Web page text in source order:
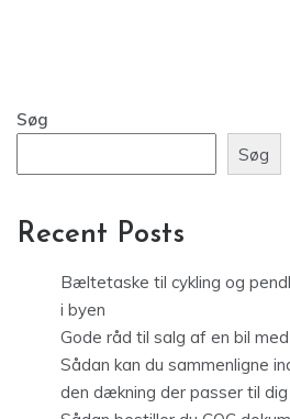
Søg
Søg
Recent Posts
Bæltetaske til cykling og
i byen
Gode råd til salg af en bil
Sådan kan du sammenligne
den dækning der passer til dig